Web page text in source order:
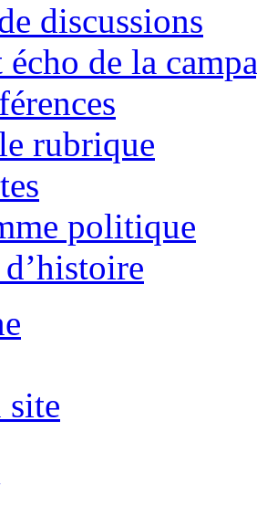
discussions
de la
rubrique
politique
site